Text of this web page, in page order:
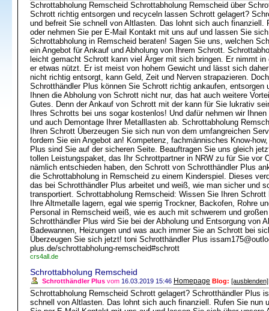
Schrottabholung Remscheid Schrottabholung Remscheid über
Schrott richtig entsorgen und recyceln lassen Schrott gelagert?
und befreit Sie schnell von Altlasten. Das lohnt sich auch finanziell.
oder nehmen Sie per E-Mail Kontakt mit uns auf und lassen Sie
Schrottabholung in Remscheid beraten! Sagen Sie uns, welchen
ein Angebot für Ankauf und Abholung von Ihrem Schrott.
leicht gemacht Schrott kann viel Ärger mit sich bringen. Er nimmt
er etwas nützt. Er ist meist von hohem Gewicht und lässt sich
nicht richtig entsorgt, kann Geld, Zeit und Nerven strapazieren.
Schrotthändler Plus können Sie Schrott richtig ankaufen, entsorgen
Ihnen die Abholung von Schrott nicht nur, das hat auch weitere
Gutes. Denn der Ankauf von Schrott mit der kann für Sie lukrativ
Ihres Schrotts bei uns sogar kostenlos! Und dafür nehmen wir
und auch Demontage Ihrer Metalllasten ab. Schrottabholung
Ihren Schrott Überzeugen Sie sich nun von dem umfangreichen
fordern Sie ein Angebot an! Kompetenz, fachmännisches Know-
Plus sind Sie auf der sicheren Seite. Beauftragen Sie uns gleich
tollen Leistungspaket, das Ihr Schrottpartner in NRW zu für Sie vor
nämlich entschieden haben, den Schrott von Schrotthändler Plus
die Schrottabholung in Remscheid zu einem Kinderspiel. Dieses
das bei Schrotthändler Plus arbeitet und weiß, wie man sicher und
transportiert. Schrottabholung Remscheid: Wissen Sie Ihren
Ihre Altmetalle lagern, egal wie sperrig Trockner, Backofen, Rohre
Personal in Remscheid weiß, wie es auch mit schwerem und
Schrotthändler Plus wird Sie bei der Abholung und Entsorgung von
Badewannen, Heizungen und was auch immer Sie an Schrott bei
Überzeugen Sie sich jetzt! toni Schrotthändler Plus
plus.de/schrottabholung-remscheid#schrott
crs4all.de
Schrottabholung Remscheid
Schrotthändler Plus vom 16.03.2019 15:46 Homepage Blog: [ausblenden]
Schrottabholung Remscheid Schrott gelagert? Schrotthändler Plus
schnell von Altlasten. Das lohnt sich auch finanziell. Rufen Sie nun